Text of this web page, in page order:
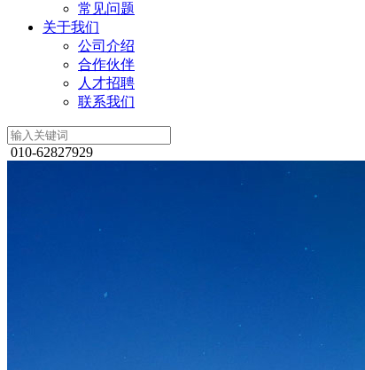
常见问题
关于我们
公司介绍
合作伙伴
人才招聘
联系我们
010-62827929